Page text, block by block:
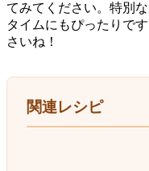
てみてください。特別
タイムにもぴったりで
さいね！
関連レシピ